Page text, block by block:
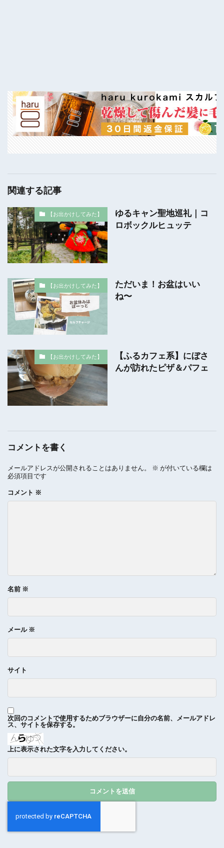
関連する記事
【お出かけしてみた】
ゆるキャン聖地巡礼｜コ
ロボックルヒュッテ
【お出かけしてみた】
ただいま！お盆はいい
ね〜
【お出かけしてみた】
【ふるカフェ系】にぼさ
んが訪れたピザ＆パフェ
コメントを書く
メールアドレスが公開されることはありません。 ※ が付いている欄は
必須項目です
コメント ※
名前 ※
メール ※
サイト
次回のコメントで使用するためブラウザーに自分の名前、メールアドレ
ス、サイトを保存する。
上に表示された文字を入力してください。